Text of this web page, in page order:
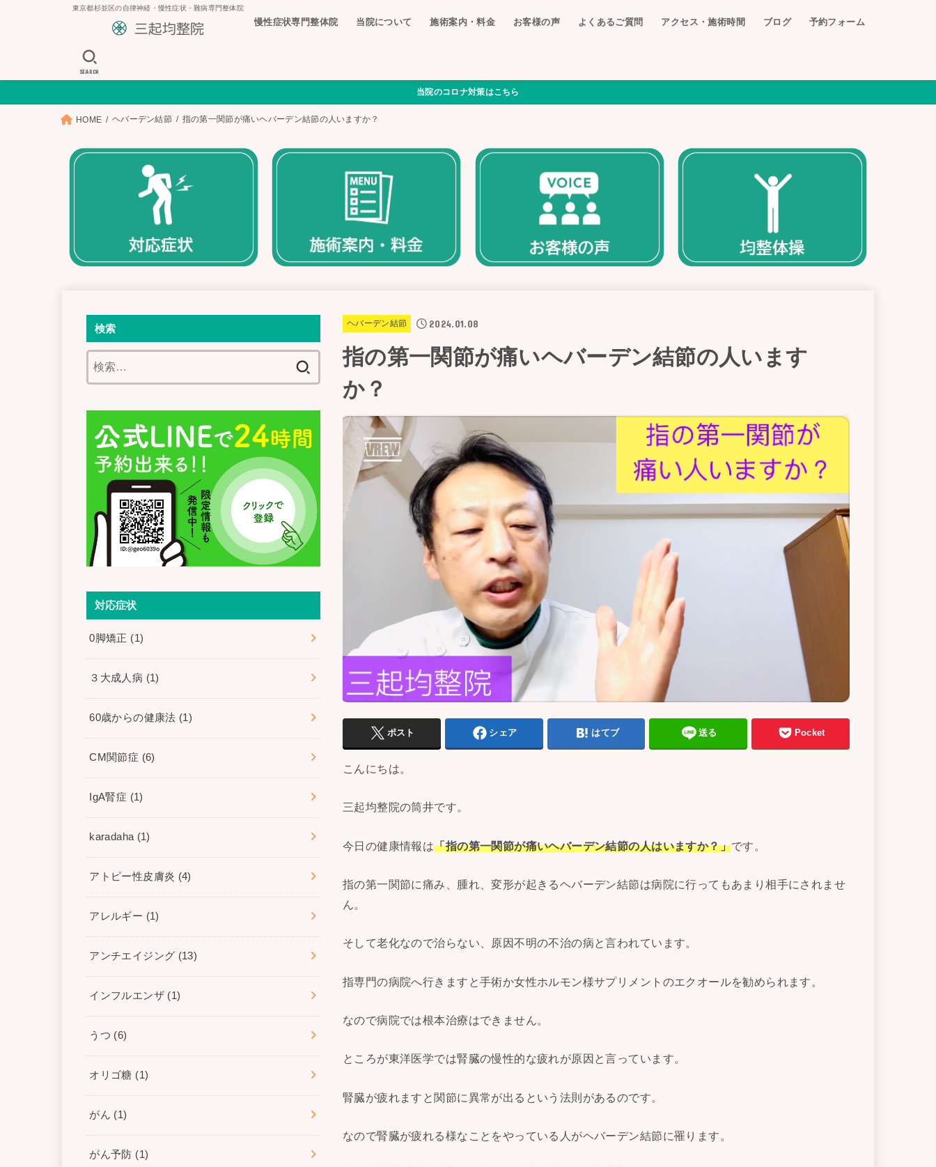
東京都杉並区の自律神経・慢性症状・難病専門整体院
慢性症状専門整体院 当院について 施術案内・料金 お客様の声 よくあるご質問 アクセス・施術時間 ブログ 予約フォーム
SEARCH
当院のコロナ対策はこちら
HOME ヘバーデン結節 指の第一関節が痛いヘバーデン結節の人いますか？
ヘバーデン結節 2024.01.08
指の第一関節が痛いヘバーデン結節の人います
か？
ポスト シェア はてブ 送る Pocket
こんにちは。
三起均整院の筒井です。
今日の健康情報は「指の第一関節が痛いヘバーデン結節の人はいますか？」です。
指の第一関節に痛み、腫れ、変形が起きるヘバーデン結節は病院に行ってもあまり相手にされませ
ん。
そして老化なので治らない、原因不明の不治の病と言われています。
指専門の病院へ行きますと手術か女性ホルモン様サプリメントのエクオールを勧められます。
なので病院では根本治療はできません。
ところが東洋医学では腎臓の慢性的な疲れが原因と言っています。
腎臓が疲れますと関節に異常が出るという法則があるのです。
なので腎臓が疲れる様なことをやっている人がヘバーデン結節に罹ります。
検索
対応症状
0脚矯正 (1)
３大成人病 (1)
60歳からの健康法 (1)
CM関節症 (6)
IgA腎症 (1)
karadaha (1)
アトピー性皮膚炎 (4)
アレルギー (1)
アンチエイジング (13)
インフルエンザ (1)
うつ (6)
オリゴ糖 (1)
がん (1)
がん予防 (1)